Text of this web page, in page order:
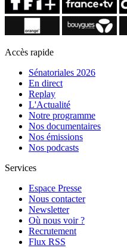
Accès rapide
Sénatoriales 2026
En direct
Replay
L'Actualité
Notre programme
Nos documentaires
Nos émissions
Nos podcasts
Services
Espace Presse
Nous contacter
Newsletter
Où nous voir ?
Recrutement
Flux RSS